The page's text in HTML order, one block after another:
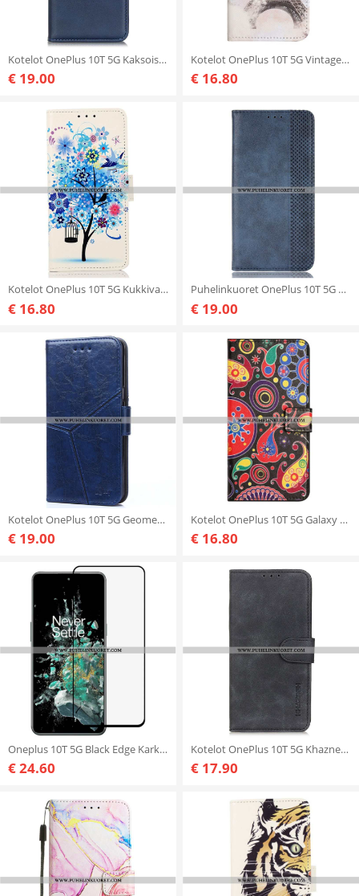
Kotelot OnePlus 10T 5G Kaksoislukko
€ 19.00
Kotelot OnePlus 10T 5G Vintage Eiffel-torni
€ 16.80
Kotelot OnePlus 10T 5G Kukkiva Puu
€ 16.80
Puhelinkuoret OnePlus 10T 5G Kotelot Flip Tyylitelty Nahkatyyli
€ 19.00
Kotelot OnePlus 10T 5G Geometriset Kuviot
€ 19.00
Kotelot OnePlus 10T 5G Galaxy Kuvio
€ 16.80
Oneplus 10T 5G Black Edge Karkaistu Lasi Näytönsuoja
€ 24.60
Kotelot OnePlus 10T 5G Khazneh Vintage Style
€ 17.90